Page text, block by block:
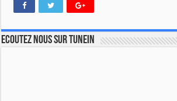
Ecoutez nous sur TuneIn